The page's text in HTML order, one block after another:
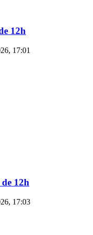
12h
17:01
12h
17:03